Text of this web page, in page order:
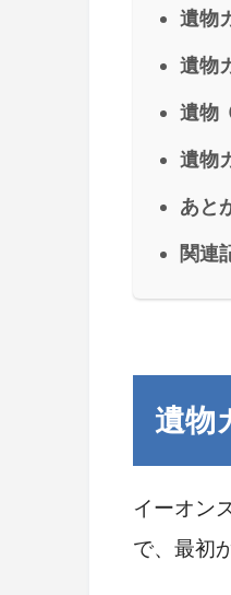
遺物
遺物
遺物
遺物
あと
関連
遺物
イーオン
で、最初